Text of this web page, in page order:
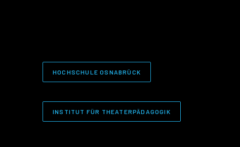
HOCHSCHULE OSNABRÜCK
INSTITUT FÜR THEATERPÄDAGOGIK